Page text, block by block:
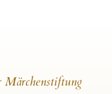
Märchenstiftung